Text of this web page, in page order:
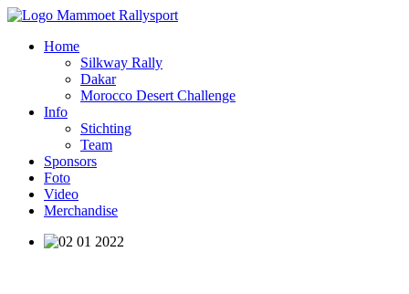
Home
Silkway Rally
Dakar
Morocco Desert Challenge
Info
Stichting
Team
Sponsors
Foto
Video
Merchandise